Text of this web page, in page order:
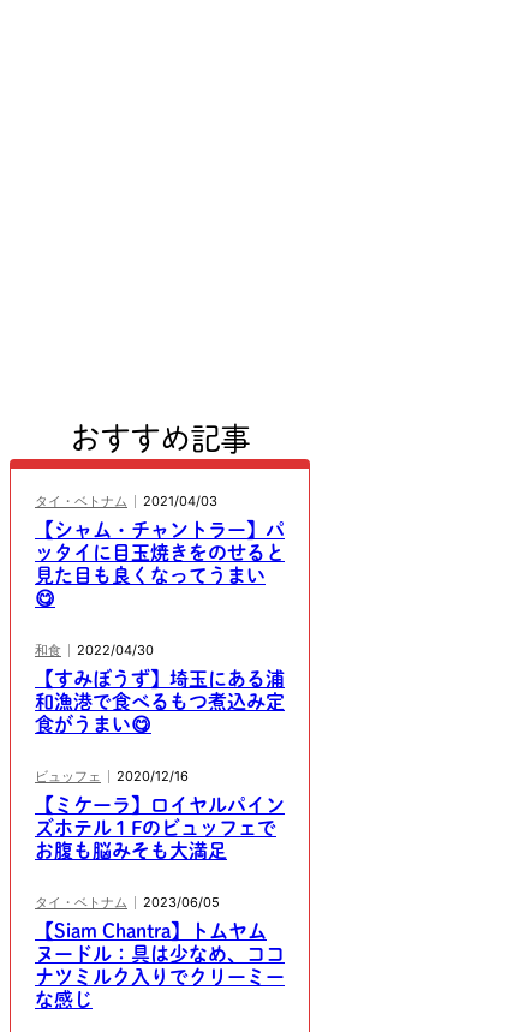
おすすめ記事
タイ・ベトナム 2021/04/03
【シャム・チャントラー】パ
ッタイに目玉焼きをのせると
見た目も良くなってうまい
😋
和食 2022/04/30
【すみぼうず】埼玉にある浦
和漁港で食べるもつ煮込み定
食がうまい😋
ビュッフェ 2020/12/16
【ミケーラ】ロイヤルパイン
ズホテル１Fのビュッフェで
お腹も脳みそも大満足
タイ・ベトナム 2023/06/05
【Siam Chantra】トムヤム
ヌードル：具は少なめ、ココ
ナツミルク入りでクリーミー
な感じ